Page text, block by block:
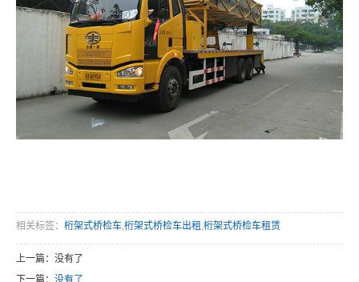
相关标签： 桁架式桥检车,桁架式桥检车出租 ,桁架式桥检车租赁
上一篇：没有了
下一篇： 没有了